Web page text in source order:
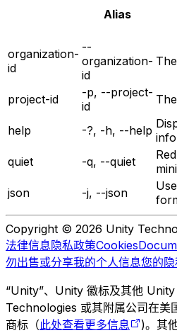
Alias
organization-
id
--
organization-
id
project-id
-p, --project-
id
help -?, -h, --help
quiet
-q, --quiet
json
-j, --json
Copyright © 2026 Unity
法律信息隐私政策Cookies
勿出售或分享我的个人信息您的隐
“Unity”、Unity 徽标及其他
Technologies 或其附属公司在美
商标（此处查看更多信息
)。其